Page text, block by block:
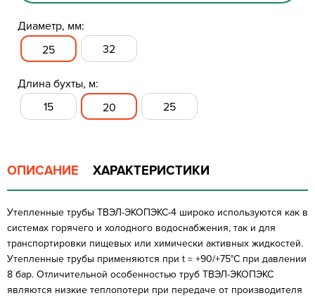
Диаметр, мм:
25
32
Длина бухты, м:
15
20 25
ОПИСАНИЕ ХАРАКТЕРИСТИКИ
Утепленные трубы ТВЭЛ-ЭКОПЭКС-4 широко используются как в
системах горячего и холодного водоснабжения, так и для
транспортировки пищевых или химически активных жидкостей.
Утепленные трубы применяются при t = +90/+75°C при давлении
8 бар. Отличительной особенностью труб ТВЭЛ-ЭКОПЭКС
являются низкие теплопотери при передаче от производителя